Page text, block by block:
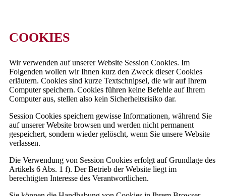
COOKIES
Wir verwenden auf unserer Website Session Cookies. Im
Folgenden wollen wir Ihnen kurz den Zweck dieser Cookies
erläutern. Cookies sind kurze Textschnipsel, die wir auf Ihrem
Computer speichern. Cookies führen keine Befehle auf Ihrem
Computer aus, stellen also kein Sicherheitsrisiko dar.
Session Cookies speichern gewisse Informationen, während Sie
auf unserer Website browsen und werden nicht permanent
gespeichert, sondern wieder gelöscht, wenn Sie unsere Website
verlassen.
Die Verwendung von Session Cookies erfolgt auf Grundlage des
Artikels 6 Abs. 1 f). Der Betrieb der Website liegt im
berechtigten Interesse des Verantwortlichen.